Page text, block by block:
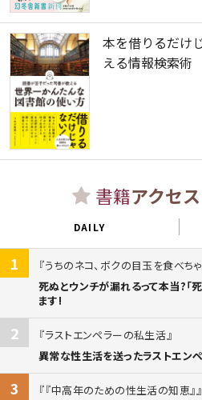
本を借りるだけ
える情報検索術
書籍アクセ
DAILY
1
うちのネコ、ボクの目玉を食べち
死ぬとウンチが漏れるって本当?「
ます!
2
ラストエンペラーの私生活
異常な性生活を送ったラストエン
3
『中高年のための性生活の知恵』